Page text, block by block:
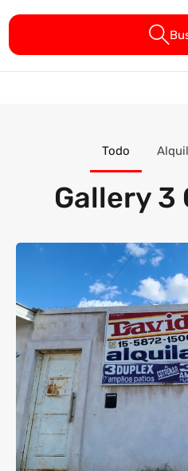
Gallery 3
Todo